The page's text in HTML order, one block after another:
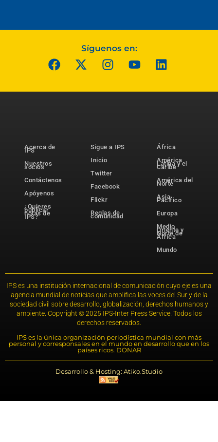
Síguenos en:
Acerca de
IPS
Nuestros
socios
Contáctenos
Apóyenos
¿Quieres
publicar
notas de
IPS?
Sigue a IPS
Inicio
Twitter
Facebook
Flickr
Reglas de
comunidad
África
América
Latina y el
Caribe
América del
Norte
Asia-
Pacífico
Europa
Medio
Oriente y
Norte de
África
Mundo
IPS es una institución internacional de comunicación cuyo eje es una
agencia mundial de noticias que amplifica las voces del Sur y de la
sociedad civil sobre desarrollo, globalización, derechos humanos y
ambiente. Copyright © 2025 IPS-Inter Press Service. Todos los
derechos reservados.
IPS es la única organización periodística mundial con más
personal y corresponsales en el mundo en desarrollo que en los
países ricos. DONAR
Desarrollo & Hosting: Atiko.Studio